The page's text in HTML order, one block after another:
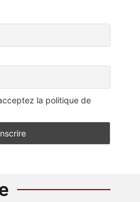
la politique de